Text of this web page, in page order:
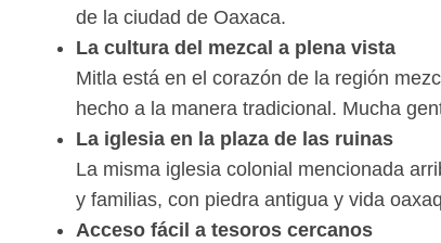
de la ciudad de Oaxaca.
La cultura del mezcal a plena vista
Mitla está en el corazón de la región
hecho a la manera tradicional. Mucha
La iglesia en la plaza de las ruinas
La misma iglesia colonial mencionada
y familias, con piedra antigua y vida
Acceso fácil a tesoros cercanos